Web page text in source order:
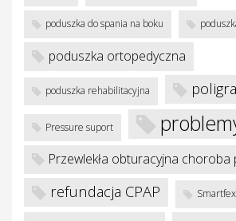
poduszka do spania na boku
poduszka ortopedyczna
poduszka rehabilitacyjna
Pressure suport
Przewlekła obturacyjna choroba
refundacja CPAP Smartfex